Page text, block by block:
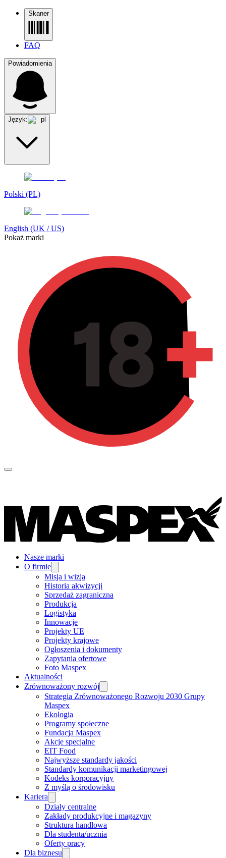
Skaner
FAQ
Powiadomienia
Język: pl
Polski (PL)
English (UK / US)
Pokaż marki
Nasze marki
O firmie
Misja i wizja
Historia akwizycji
Sprzedaż zagraniczna
Produkcja
Logistyka
Innowacje
Projekty UE
Projekty krajowe
Ogłoszenia i dokumenty
Zapytania ofertowe
Foto Maspex
Aktualności
Zrównoważony rozwój
Strategia Zrównoważonego Rozwoju 2030 Grupy
Maspex
Ekologia
Programy społeczne
Fundacja Maspex
Akcje specjalne
EIT Food
Najwyższe standardy jakości
Standardy komunikacji marketingowej
Kodeks korporacyjny
Z myślą o środowisku
Kariera
Działy centralne
Zakłady produkcyjne i magazyny
Struktura handlowa
Dla studenta/ucznia
Oferty pracy
Dla biznesu